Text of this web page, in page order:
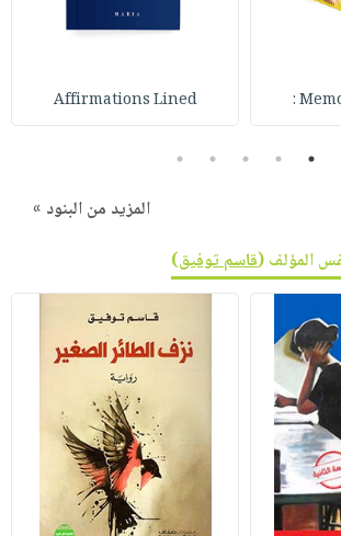
Affirmations Lined
1
2
3
4
5
المزيد من البنود »
المؤلف (قاسم توفيق)